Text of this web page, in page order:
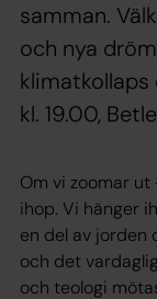
samman.
och nya
klimatkollaps
kl. 19.00,
Om vi zoomar
ihop. Vi hänger
en del av jorden
och det
och teologi